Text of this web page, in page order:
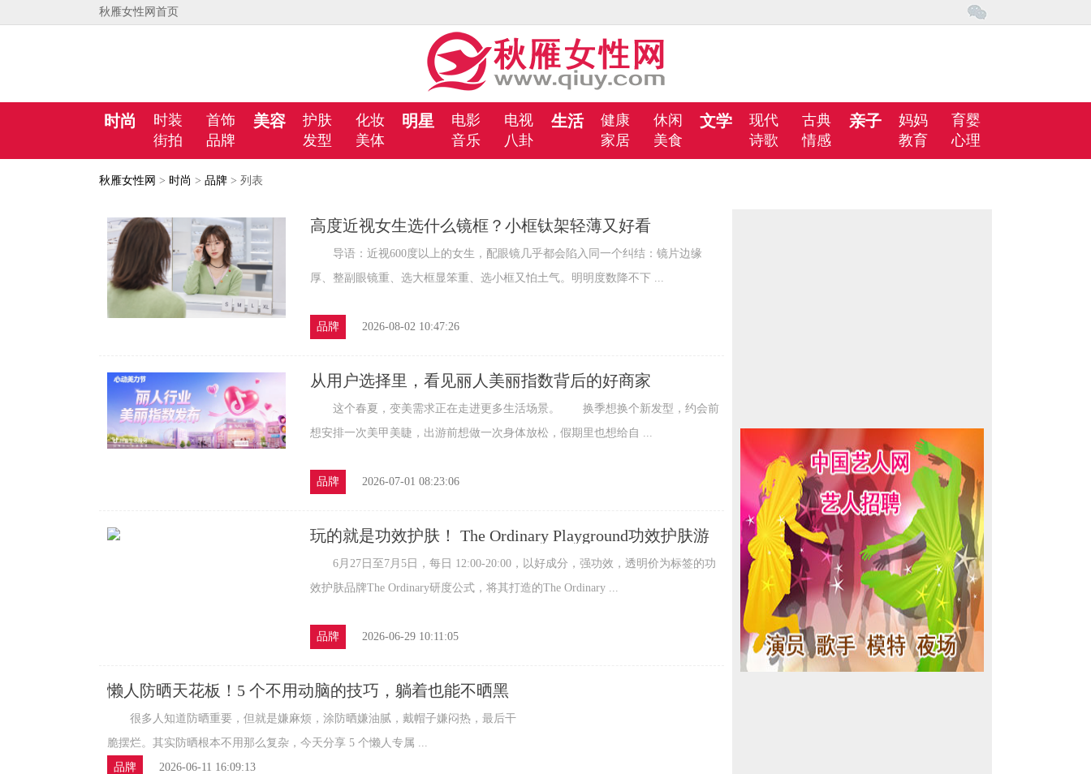
秋雁女性网首页
时尚 时装
首饰
街拍
品牌
美容 护肤
化妆
发型
美体
明星 电影
电视
音乐
八卦
生活 健康
休闲
家居
美食
文学 现代
古典
诗歌
情感
亲子 妈妈
育婴
教育
心理
秋雁女性网 > 时尚 > 品牌 > 列表
高度近视女生选什么镜框？小框钛架轻薄又好看
导语：近视600度以上的女生，配眼镜几乎都会陷入同一个纠结：镜片边缘
厚、整副眼镜重、选大框显笨重、选小框又怕土气。明明度数降不下 ...
品牌 2026-08-02 10:47:26
从用户选择里，看见丽人美丽指数背后的好商家
这个春夏，变美需求正在走进更多生活场景。 换季想换个新发型，约会前
想安排一次美甲美睫，出游前想做一次身体放松，假期里也想给自 ...
品牌 2026-07-01 08:23:06
玩的就是功效护肤！ The Ordinary Playground功效护肤游
6月27日至7月5日，每日 12:00-20:00，以好成分，强功效，透明价为标签的功
效护肤品牌The Ordinary研度公式，将其打造的The Ordinary ...
品牌 2026-06-29 10:11:05
懒人防晒天花板！5 个不用动脑的技巧，躺着也能不晒黑
很多人知道防晒重要，但就是嫌麻烦，涂防晒嫌油腻，戴帽子嫌闷热，最后干
脆摆烂。其实防晒根本不用那么复杂，今天分享 5 个懒人专属 ...
品牌
2026-06-11 16:09:13